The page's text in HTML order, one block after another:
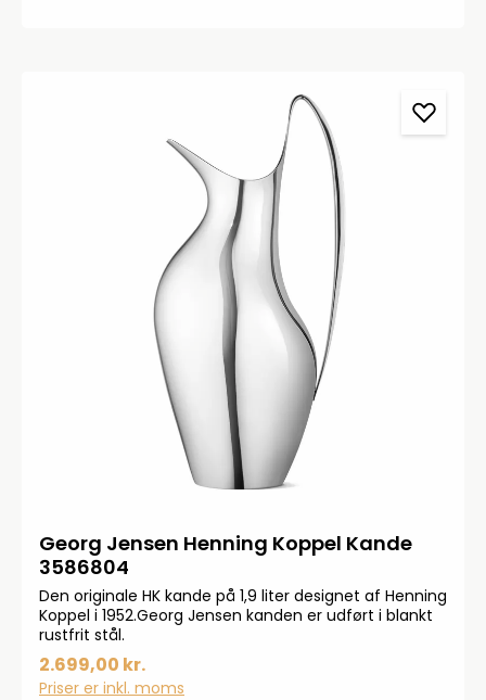
Georg Jensen Henning Koppel Kande
3586804
Den originale HK kande på 1,9 liter designet af Henning
Koppel i 1952.Georg Jensen kanden er udført i blankt
rustfrit stål.
2.699,00 kr.
Priser er inkl. moms